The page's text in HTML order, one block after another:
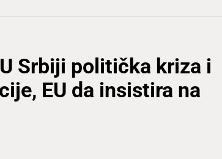
Srbiji politička kriza i
EU da insistira na